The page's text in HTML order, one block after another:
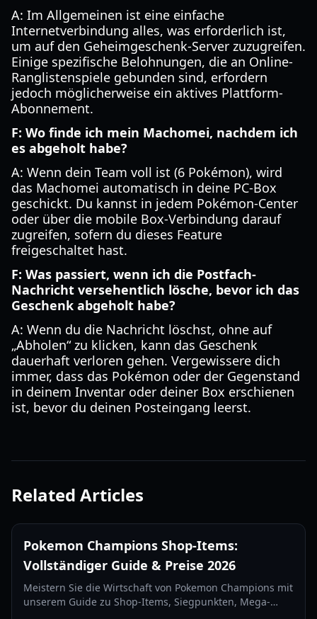
A: Im Allgemeinen ist eine einfache
Internetverbindung alles, was erforderlich ist,
um auf den Geheimgeschenk-Server zuzugreifen.
Einige spezifische Belohnungen, die an Online-
Ranglistenspiele gebunden sind, erfordern
jedoch möglicherweise ein aktives Plattform-
Abonnement.
F: Wo finde ich mein Machomei, nachdem ich
es abgeholt habe?
A: Wenn dein Team voll ist (6 Pokémon), wird
das Machomei automatisch in deine PC-Box
geschickt. Du kannst in jedem Pokémon-Center
oder über die mobile Box-Verbindung darauf
zugreifen, sofern du dieses Feature
freigeschaltet hast.
F: Was passiert, wenn ich die Postfach-
Nachricht versehentlich lösche, bevor ich das
Geschenk abgeholt habe?
A: Wenn du die Nachricht löschst, ohne auf
„Abholen“ zu klicken, kann das Geschenk
dauerhaft verloren gehen. Vergewissere dich
immer, dass das Pokémon oder der Gegenstand
in deinem Inventar oder deiner Box erschienen
ist, bevor du deinen Posteingang leerst.
Related Articles
Pokemon Champions Shop-Items:
Vollständiger Guide & Preise 2026
Meistern Sie die Wirtschaft von Pokemon Champions mit
unserem Guide zu Shop-Items, Siegpunkten, Mega-